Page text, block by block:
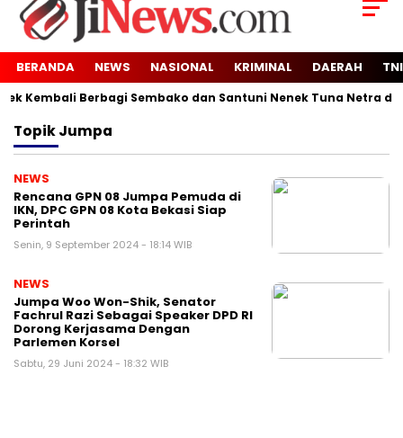
BERANDA NEWS NASIONAL KRIMINAL DAERAH
Berbagi Sembako dan Santuni Nenek Tuna Netra di
TopikJumpa
NEWS
Rencana GPN 08 Jumpa Pemuda di
IKN, DPC GPN 08 Kota Bekasi Siap
Perintah
Senin, 9 September 2024 - 18:14 WIB
NEWS
Jumpa Woo Won-Shik, Senator
Fachrul Razi Sebagai Speaker DPD RI
Dorong Kerjasama Dengan
Parlemen Korsel
Sabtu, 29 Juni 2024 - 18:32 WIB